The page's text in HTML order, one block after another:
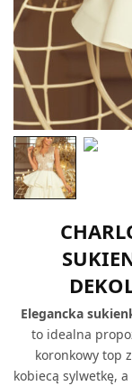
Elegancka
to idealna
koronkowy top
kobiecą sylwetkę,